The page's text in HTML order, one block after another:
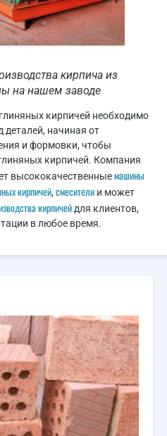
кирпича из
на нашем заводе
кирпичей необходимо
деталей, начиная от
и формовки, чтобы
кирпичей. Компания
высококачественныемашины
кирпичей,смесители и может
кирпичей для клиентов,
в любое время.